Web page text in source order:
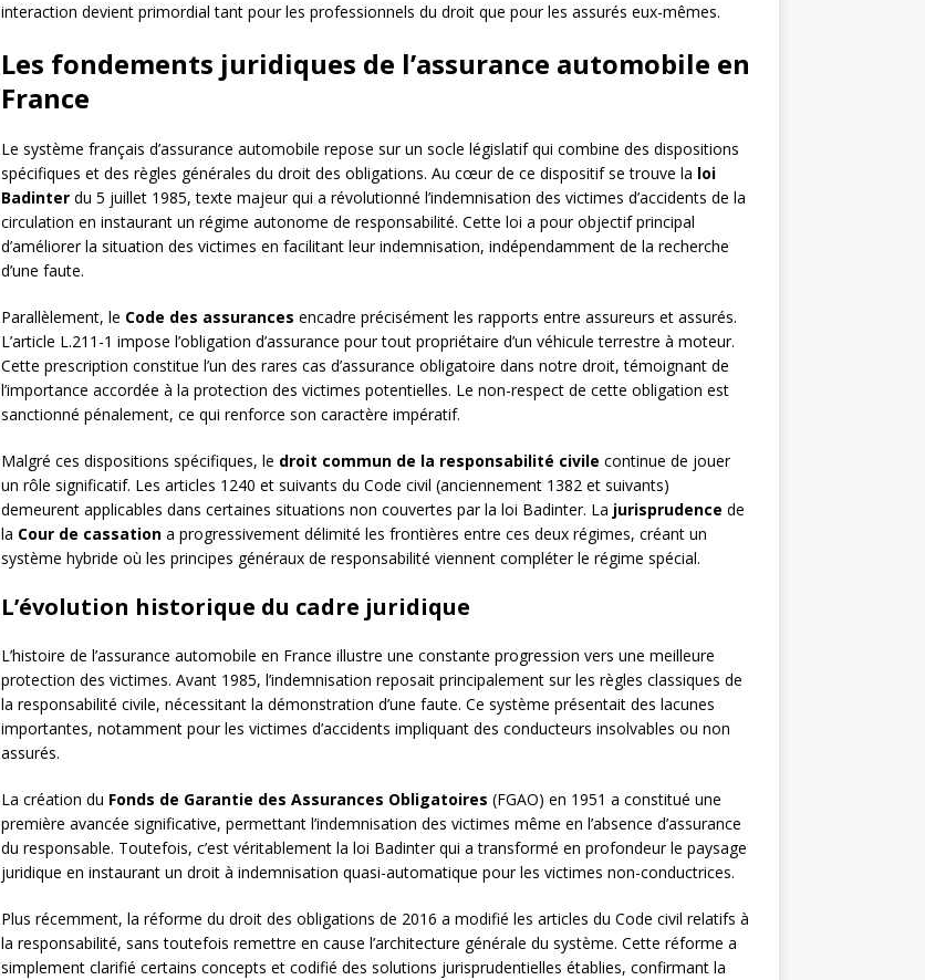
interaction devient primordial tant pour les professionnels du droit que pour les assurés eux-mêmes.
Les fondements juridiques de l’assurance automobile en
France
Le système français d’assurance automobile repose sur un socle législatif qui combine des dispositions
spécifiques et des règles générales du droit des obligations. Au cœur de ce dispositif se trouve la loi
Badinterdu 5 juillet 1985, texte majeur qui a révolutionné l’indemnisation des victimes d’accidents de la
circulation en instaurant un régime autonome de responsabilité. Cette loi a pour objectif principal
d’améliorer la situation des victimes en facilitant leur indemnisation, indépendamment de la recherche
d’une faute.
Parallèlement, le Code des assurances encadre précisément les rapports entre assureurs et assurés.
L’article L.211-1 impose l’obligation d’assurance pour tout propriétaire d’un véhicule terrestre à moteur.
Cette prescription constitue l’un des rares cas d’assurance obligatoire dans notre droit, témoignant de
l’importance accordée à la protection des victimes potentielles. Le non-respect de cette obligation est
sanctionné pénalement, ce qui renforce son caractère impératif.
Malgré ces dispositions spécifiques, le droit commun de la responsabilité civile continue de jouer
un rôle significatif. Les articles 1240 et suivants du Code civil (anciennement 1382 et suivants)
demeurent applicables dans certaines situations non couvertes par la loi Badinter. La jurisprudence de
la Cour de cassationa progressivement délimité les frontières entre ces deux régimes, créant un
système hybride où les principes généraux de responsabilité viennent compléter le régime spécial.
L’évolution historique du cadre juridique
L’histoire de l’assurance automobile en France illustre une constante progression vers une meilleure
protection des victimes. Avant 1985, l’indemnisation reposait principalement sur les règles classiques de
la responsabilité civile, nécessitant la démonstration d’une faute. Ce système présentait des lacunes
importantes, notamment pour les victimes d’accidents impliquant des conducteurs insolvables ou non
assurés.
La création du Fonds de Garantie des Assurances Obligatoires (FGAO) en 1951 a constitué une
première avancée significative, permettant l’indemnisation des victimes même en l’absence d’assurance
du responsable. Toutefois, c’est véritablement la loi Badinter qui a transformé en profondeur le paysage
juridique en instaurant un droit à indemnisation quasi-automatique pour les victimes non-conductrices.
Plus récemment, la réforme du droit des obligations de 2016 a modifié les articles du Code civil relatifs à
la responsabilité, sans toutefois remettre en cause l’architecture générale du système. Cette réforme a
simplement clarifié certains concepts et codifié des solutions jurisprudentielles établies, confirmant la